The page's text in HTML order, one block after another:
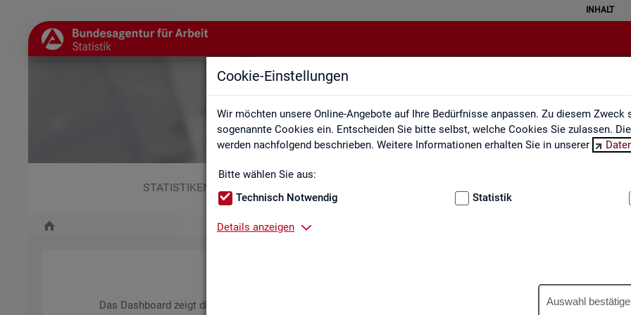
Cookie-Einstellungen
Wir möchten unsere Online-Angebote auf Ihre Bedürfnisse anpassen. Zu diesem Zweck
sogenannte Cookies ein. Entscheiden Sie bitte selbst, welche Cookies Sie zulassen.
werden nachfolgend beschrieben. Weitere Informationen erhalten Sie in unserer
Bitte wählen Sie aus:
Technisch Notwendig
Statistik
Details anzeigen
Auswahl
INHALT
Ausbildungsmarkt
STATISTIKEN
Das Da­sh­board zeigt die wich­tigs­ten Daten zum Aus­bil­dungs­markt in in­ter­ak­ti­ven Gra­fi­ken und Ta­bel­len. Für